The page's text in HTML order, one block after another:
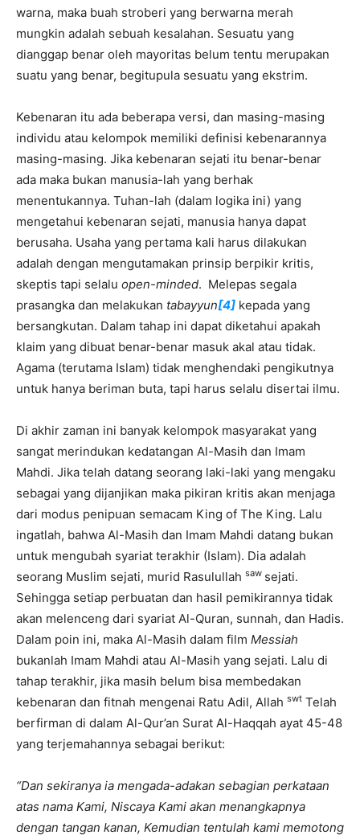
warna, maka buah stroberi yang berwarna merah
mungkin adalah sebuah kesalahan. Sesuatu yang
dianggap benar oleh mayoritas belum tentu merupakan
suatu yang benar, begitupula sesuatu yang ekstrim.
Kebenaran itu ada beberapa versi, dan masing-masing
individu atau kelompok memiliki definisi kebenarannya
masing-masing. Jika kebenaran sejati itu benar-benar
ada maka bukan manusia-lah yang berhak
menentukannya. Tuhan-lah (dalam logika ini) yang
mengetahui kebenaran sejati, manusia hanya dapat
berusaha. Usaha yang pertama kali harus dilakukan
adalah dengan mengutamakan prinsip berpikir kritis,
skeptis tapi selalu open-minded. Melepas segala
prasangka dan melakukan tabayyun[4] kepada yang
bersangkutan. Dalam tahap ini dapat diketahui apakah
klaim yang dibuat benar-benar masuk akal atau tidak.
Agama (terutama Islam) tidak menghendaki pengikutnya
untuk hanya beriman buta, tapi harus selalu disertai ilmu.
Di akhir zaman ini banyak kelompok masyarakat yang
sangat merindukan kedatangan Al-Masih dan Imam
Mahdi. Jika telah datang seorang laki-laki yang mengaku
sebagai yang dijanjikan maka pikiran kritis akan menjaga
dari modus penipuan semacam King of The King. Lalu
ingatlah, bahwa Al-Masih dan Imam Mahdi datang bukan
untuk mengubah syariat terakhir (Islam). Dia adalah
seorang Muslim sejati, murid Rasulullah saw sejati.
Sehingga setiap perbuatan dan hasil pemikirannya tidak
akan melenceng dari syariat Al-Quran, sunnah, dan Hadis.
Dalam poin ini, maka Al-Masih dalam film Messiah
bukanlah Imam Mahdi atau Al-Masih yang sejati. Lalu di
tahap terakhir, jika masih belum bisa membedakan
kebenaran dan fitnah mengenai Ratu Adil, Allah swt Telah
berfirman di dalam Al-Qur’an Surat Al-Haqqah ayat 45-48
yang terjemahannya sebagai berikut:
“Dan sekiranya ia mengada-adakan sebagian perkataan
atas nama Kami, Niscaya Kami akan menangkapnya
dengan tangan kanan, Kemudian tentulah kami memotong